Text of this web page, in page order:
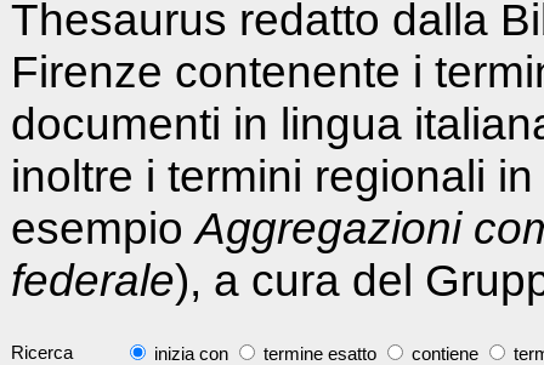
Thesaurus redatto dalla
Firenze contenente i
documenti in lingua
inoltre i termini regionali
esempioAggregazioni
federale), a cura del
Ricerca inizia con termine esatto contiene